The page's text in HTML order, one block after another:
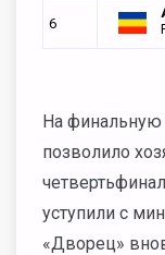
6
На финальную
позволило
уступили с
«Дворец»